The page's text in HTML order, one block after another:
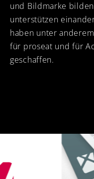
und Bildmarke
unterstützen
haben unter
für proseat und für
geschaffen.